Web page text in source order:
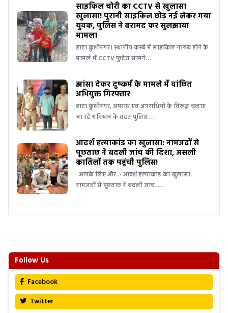
साइकिल चोरी का CCTV से खुलासा
खुलासा! पुरानी साइकिल छोड़ नई लेकर गया
युवक, पुलिस ने बरामद कर सुलझाया
मामला
हाटा कुशीनगर। स्थानीय कस्बे में साइकिल गायब होने के
मामले में CCTV फुटेज सामने…
झांसा देकर दुष्कर्म के मामले में वांछित
अभियुक्त गिरफ्तार
हाटा कुशीनगर, अपराध एवं अपराधियों के विरुद्ध चलाए
जा रहे अभियान के तहत पुलिस…
आदर्श हत्याकांड का खुलासा: नामजदों से
पूछताछ ने बदली जांच की दिशा, असली
कातिलों तक पहुंची पुलिस!
आपके लिए और..- आदर्श हत्याकांड का खुलासा:
नामजदों से पूछताछ ने बदली जांच...…
Follow Us
Facebook
Twitter